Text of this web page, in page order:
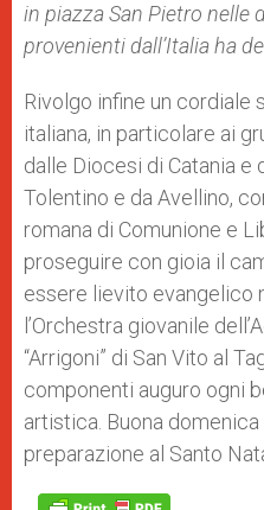
in piazza San Pietro nelle
provenienti dall’Italia ha
Rivolgo infine un cordiale
italiana, in particolare ai
dalle Diocesi di Catania e
Tolentino e da Avellino,
romana di Comunione e
proseguire con gioia il
essere lievito evangelico
l’Orchestra giovanile
“Arrigoni” di San Vito al
componenti auguro ogni
artistica. Buona
preparazione al Santo